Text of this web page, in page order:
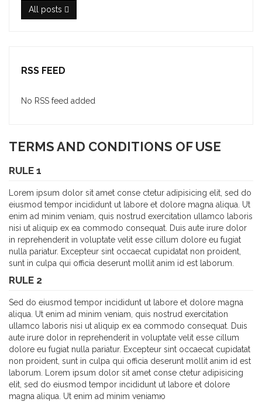
All posts
RSS FEED
No RSS feed added
TERMS AND CONDITIONS OF USE
RULE 1
Lorem ipsum dolor sit amet conse ctetur adipisicing elit, sed do
eiusmod tempor incididunt ut labore et dolore magna aliqua. Ut
enim ad minim veniam, quis nostrud exercitation ullamco laboris
nisi ut aliquip ex ea commodo consequat. Duis aute irure dolor
in reprehenderit in voluptate velit esse cillum dolore eu fugiat
nulla pariatur. Excepteur sint occaecat cupidatat non proident,
sunt in culpa qui officia deserunt mollit anim id est laborum.
RULE 2
Sed do eiusmod tempor incididunt ut labore et dolore magna
aliqua. Ut enim ad minim veniam, quis nostrud exercitation
ullamco laboris nisi ut aliquip ex ea commodo consequat. Duis
aute irure dolor in reprehenderit in voluptate velit esse cillum
dolore eu fugiat nulla pariatur. Excepteur sint occaecat cupidatat
non proident, sunt in culpa qui officia deserunt mollit anim id est
laborum. Lorem ipsum dolor sit amet conse ctetur adipisicing
elit, sed do eiusmod tempor incididunt ut labore et dolore
magna aliqua. Ut enim ad minim veniamю